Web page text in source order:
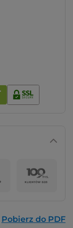
Pobierz do PDF